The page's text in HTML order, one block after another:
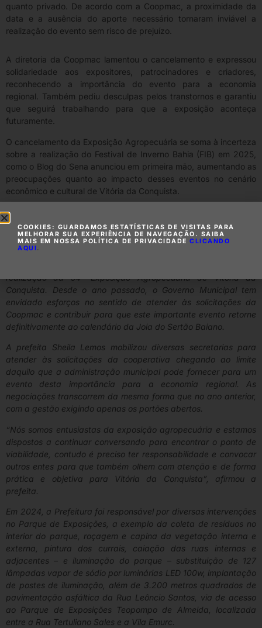
quanto privado. De acordo com a Coopmac, a proximidade da
data e a ausência do aporte necessário tornaram inviável a
realização do evento sem risco de prejuízo.
A diretoria da Coopmac lamentou o cancelamento e expressou
solidariedade aos expositores, patrocinadores e criadores,
reconhecendo a importância do evento para a economia
regional. Também pediu desculpas pelos transtornos e garantiu
que seguirá trabalhando para que a exposição aconteça
futuramente.
O cancelamento da Exposição Agropecuária se soma à incerteza
sobre a realização do Festival de Inverno Bahia (FIB) em 2025,
como o Blog do Sena anunciou em primeira mão, aumentando as
preocupações quanto ao impacto desses eventos no cenário
econômico e cultural de Vitória da Conquista.
NOTA DA PREFEITURA
Nota à Imprensa
A Prefeitura de Vitória da Conquista informa que mantém
realização da 54ª Exposição Agropecuária de Vitória da
Conquista. Desde o ano passado, o Governo Municipal tem
envidado esforços no sentido de atender às solicitações da
Coopmac e contribuir para que este importante evento retorne
definitivamente ao calendário da Joia do Sertão Baiano.
A prefeita Sheila Lemos mobilizou diversas secretarias para
atender às solicitações da cooperativa chegando ao limite
daquilo que a administração municipal pode fornecer para um
evento desta importância para a economia regional. As
negociações transcorrem da mesma forma que no ano anterior,
com a gestão exigindo apenas os portões abertos.
“Nós somos entusiastas da exposição agropecuária e estamos
dispostos a continuar conversando para encontrar o ponto de
viabilidade, contudo é preciso ter responsabilidade e convocar
outros entes para que também olhem com atenção e de forma
prática e objetiva para Vitória da Conquista”, afirmou a
prefeita.
Em 2024, a Prefeitura foi responsável por diversas intervenções
no Parque de Exposições, a exemplo da coleta de resíduos no
interior do parque, roçagem e capina da vegetação interna e
externa, pintura dos currais, caiação das ruas internas e
adjacentes – e iluminação do parque – substituição de 127
lâmpadas vapor de sódio por luminárias LED 100w, implantação
de postes de iluminação, além de 3.200 metros quadrados de
pavimentação asfáltica da Rua Leôncio Santos, via de acesso
ao Parque de Exposições Teopompo de Almeida, localizada
entre a Rua Tertuliano Sales e a Vila Emurc.
COOKIES: GUARDAMOS ESTATÍSTICAS DE VISITAS PARA
MELHORAR SUA EXPERIÊNCIA DE NAVEGAÇÃO. SAIBA
MAIS EM NOSSA POLÍTICA DE PRIVACIDADE CLICANDO
AQUI.